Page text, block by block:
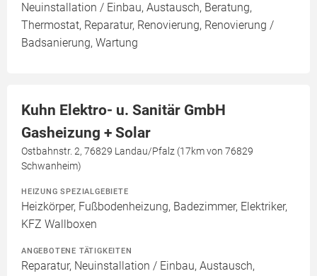
Neuinstallation / Einbau, Austausch, Beratung,
Thermostat, Reparatur, Renovierung, Renovierung /
Badsanierung, Wartung
Kuhn Elektro- u. Sanitär GmbH
Gasheizung + Solar
Ostbahnstr. 2, 76829 Landau/Pfalz (17km von 76829
Schwanheim)
HEIZUNG SPEZIALGEBIETE
Heizkörper, Fußbodenheizung, Badezimmer, Elektriker,
KFZ Wallboxen
ANGEBOTENE TÄTIGKEITEN
Reparatur, Neuinstallation / Einbau, Austausch,